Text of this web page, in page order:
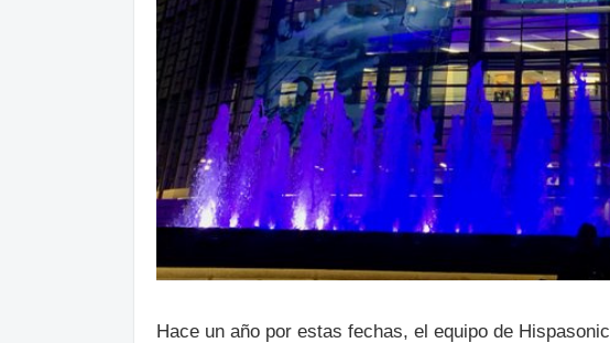
Hace un año por estas fechas, el equipo de Hispasonic